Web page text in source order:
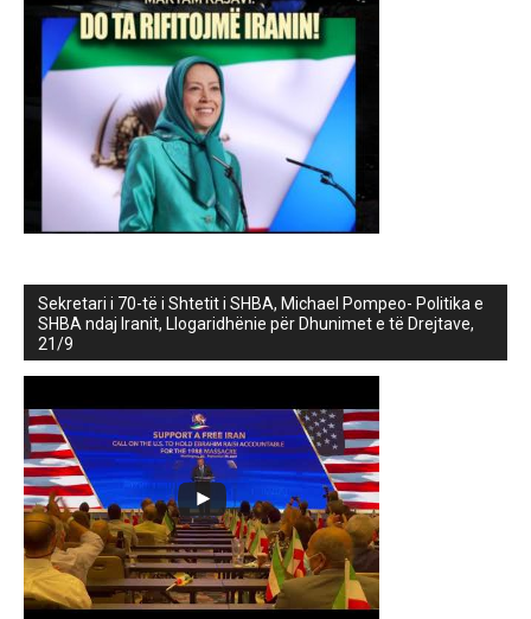
Sekretari i 70-të i Shtetit i SHBA, Michael Pompeo- Politika e
SHBA ndaj Iranit, Llogaridhënie për Dhunimet e të Drejtave,
21/9